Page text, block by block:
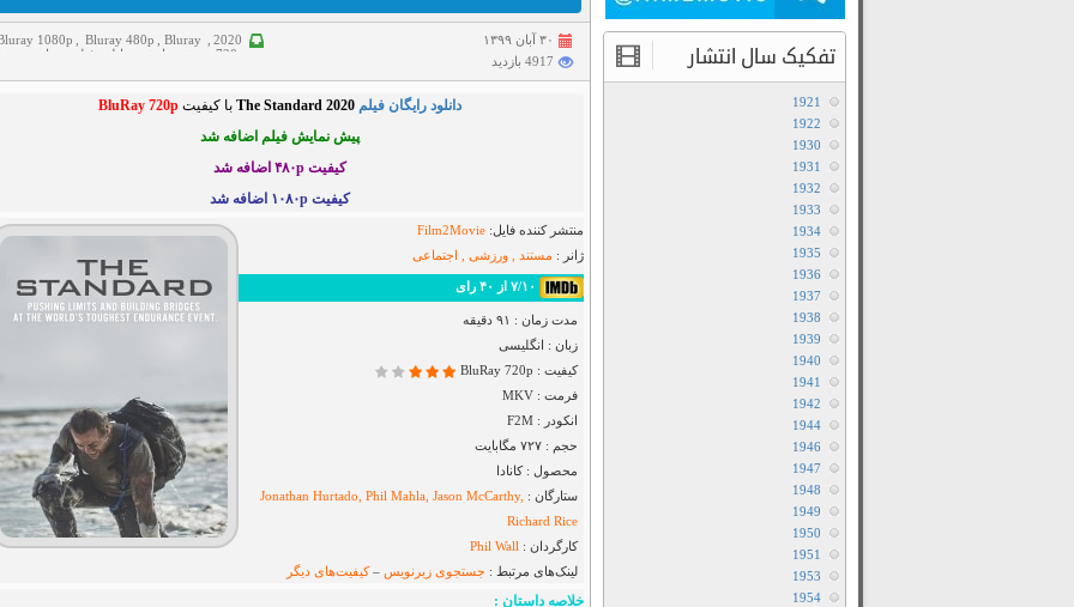
۳۰ آبان ۱۳۹۹ 2020
1080p Bluray 480p
Bluray
720p
پیش نمایش دانلود فیلم سانسور 4917 بازدید
دانلود رایگان فیلم The Standard 2020 با کیفیتBluRay 720p
پیش نمایش فیلم اضافه شد
کیفیت ۴۸۰p
اضافه شد
کیفیت ۱۰۸۰p اضافه شد
منتشر کننده فایل: Film2Movie
ژانر : مستند , ورزشی , اجتماعی
مدت زمان : ۹۱ دقیقه
زبان : انگلیسی
کیفیت : BluRay 720p
فرمت : MKV
انکودر : F2M
حجم : ۷۲۷ مگابایت
محصول : کانادا
ستارگان : Jonathan Hurtado, Phil Mahla, Jason McCarthy,
Richard Rice
کارگردان : Phil Wall
لینک‌های مرتبط : جستجوی زیرنویس –کیفیت‌های دیگر
خلاصه داستان :
تفکیک سال انتشار
1921
1922
1930
1931
1932
1933
1934
1935
1936
1937
1938
1939
1940
1941
1942
1944
1946
1947
1948
1949
1950
1951
1953
1954